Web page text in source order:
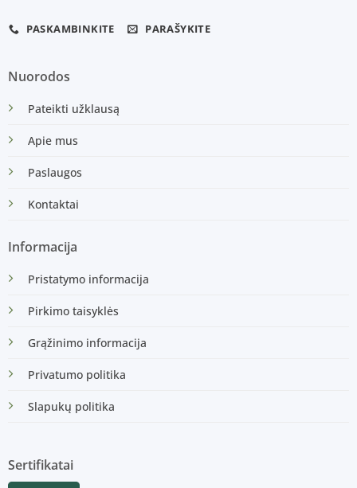
PASKAMBINKITE PARAŠYKITE
Nuorodos
Pateikti užklausą
Apie mus
Paslaugos
Kontaktai
Informacija
Pristatymo informacija
Pirkimo taisyklės
Grąžinimo informacija
Privatumo politika
Slapukų politika
Sertifikatai